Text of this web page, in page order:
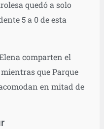
quedó a solo
5 a 0 de esta
comparten el
que Parque
en mitad de